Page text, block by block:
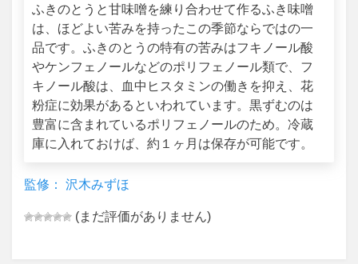
ふきのとうと甘味噌を練り合わせて作るふき味噌
は、ほどよい苦みを持ったこの季節ならではの一
品です。ふきのとうの特有の苦みはフキノール酸
やケンフェノールなどのポリフェノール類で、フ
キノール酸は、血中ヒスタミンの働きを抑え、花
粉症に効果があるといわれています。黒ずむのは
豊富に含まれているポリフェノールのため。冷蔵
庫に入れておけば、約１ヶ月は保存が可能です。
監修： 沢木みずほ
(まだ評価がありません)